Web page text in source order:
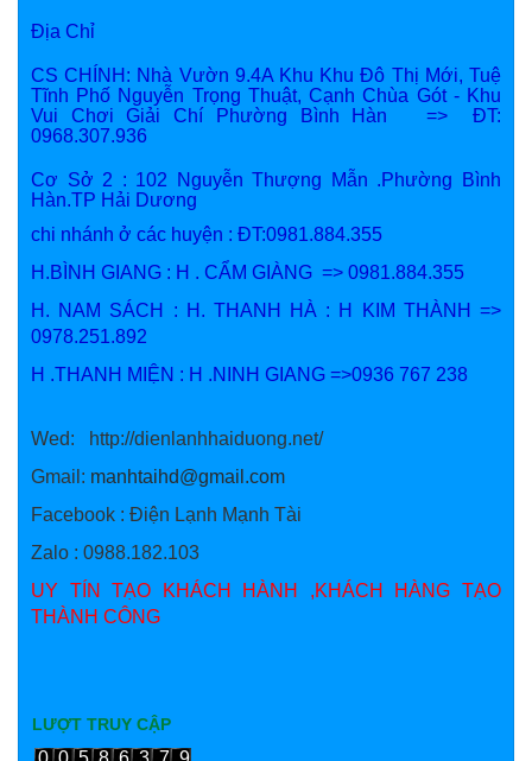
Địa Chỉ
CS CHÍNH: Nhà Vườn 9.4A Khu Khu Đô Thị Mới, Tuệ
Tĩnh Phố Nguyễn Trọng Thuật, Cạnh Chùa Gót - Khu
Vui Chơi Giải Chí Phường Bình Hàn => ĐT:
0968.307.936
Cơ Sở 2 : 102 Nguyễn Thượng Mẫn .Phường Bình
Hàn.TP Hải Dương
chi nhánh ở các huyện : ĐT:0981.884.355
H.BÌNH GIANG : H . CẨM GIÀNG => 0981.884.355
H. NAM SÁCH : H. THANH HÀ : H KIM THÀNH =>
0978.251.892
H .THANH MIỆN : H .NINH GIANG =>0936 767 238
Wed: http://dienlanhhaiduong.net/
Gmail: manhtaihd@gmail.com
Facebook : Điện Lạnh Mạnh Tài
\
Zalo : 0988.182.103
UY TÍN TẠO KHÁCH HÀNH ,KHÁCH HÀNG TẠO
THÀNH CÔNG
LƯỢT TRUY CẬP